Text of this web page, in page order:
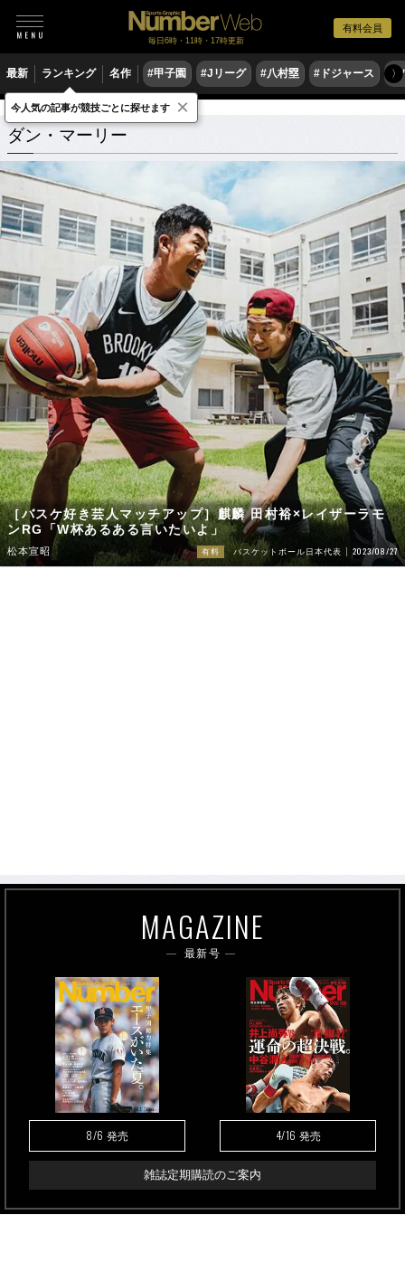
有料会員
毎日6時・11時・17時更新
最新 ランキング 名作 #甲子園 #Jリーグ #八村塁 #ドジャース #
〉
ダン・マーリー 関連記事
ダン・マーリー
［バスケ好き芸人マッチアップ］麒麟 田村裕×レイザーラモ
ンRG「W杯あるある言いたいよ」
松本宣昭 有料 バスケットボール日本代表 2023/08/27
MAGAZINE
最新号
8/6 発売 4/16 発売
雑誌定期購読のご案内
今人気の記事が競技ごとに探せます ×